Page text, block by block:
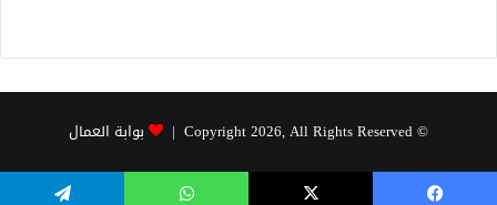
© Copyright 2026, All Rights Reserved | بوابة العمال